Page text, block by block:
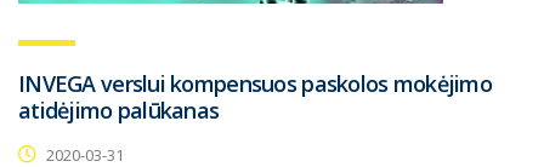
INVEGA verslui kompensuos paskolos mokėjimo
atidėjimo palūkanas
2020-03-31